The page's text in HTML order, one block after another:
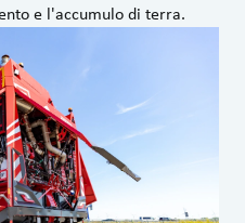
e l'accumulo di terra.